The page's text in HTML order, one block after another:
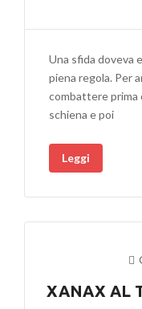
Una sfida doveva
piena regola. Per
combattere prima
schiena e poi
Leggi
XANAX AL